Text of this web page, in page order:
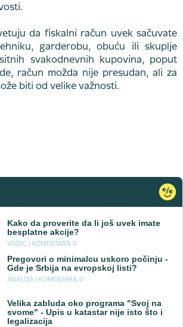
da fiskalni račun uvek sačuvate
garderobu, obuću ili skuplje
svakodnevnih kupovina, poput
račun možda nije presudan, ali za
biti od velike važnosti.
Kako da proverite da li još uvek imate
besplatne akcije?
VODIC | KOMENTARA: 0
Pregovori o minimalcu uskoro počinju -
Gde je Srbija na evropskoj listi?
ANALIZA | KOMENTARA: 0
Velika zabluda oko programa "Svoj na
svome" - Upis u katastar nije isto što i
legalizacija